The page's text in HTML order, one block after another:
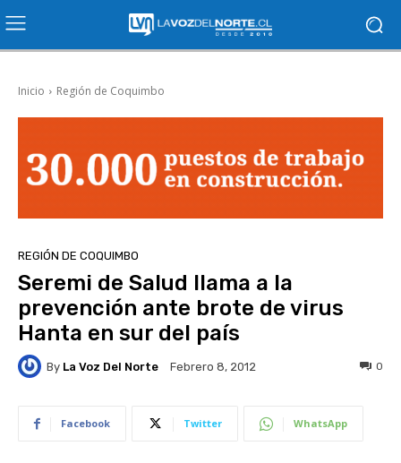
Inicio Región de Coquimbo
REGIÓN DE COQUIMBO
Seremi de Salud llama a la
prevención ante brote de virus
Hanta en sur del país
By La Voz Del Norte Febrero 8, 2012 0
Facebook Twitter WhatsApp